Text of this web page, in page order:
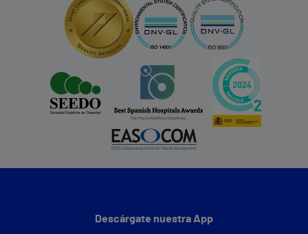
Descárgate nuestra App